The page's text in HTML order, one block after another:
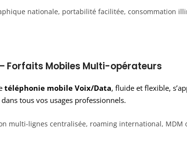
nationale, portabilité facilitée, consommation
— Forfaits Mobiles Multi-opérateurs
téléphonie mobile Voix/Data, fluide et flexible,
tous vos usages professionnels.
multi-lignes centralisée, roaming international, MDM